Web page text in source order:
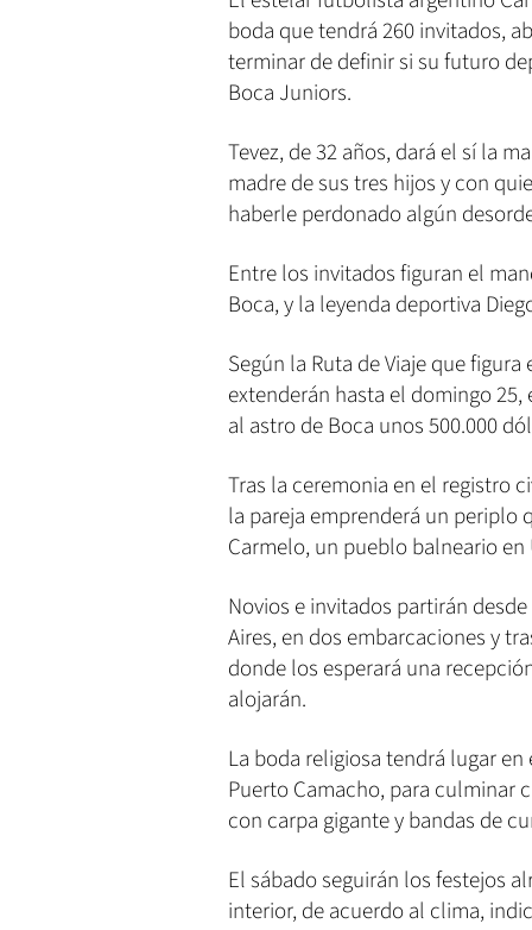
boda que tendrá 260 invitados,
terminar de definir si su futuro
Boca Juniors.
Tevez, de 32 años, dará el sí la
madre de sus tres hijos y con
haberle perdonado algún
Entre los invitados figuran el
Boca, y la leyenda deportiva
Según la Ruta de Viaje que
extenderán hasta el domingo
al astro de Boca unos 500.000
Tras la ceremonia en el registro
la pareja emprenderá un periplo
Carmelo, un pueblo balneario en
Novios e invitados partirán
Aires, en dos embarcaciones y
donde los esperará una
alojarán.
La boda religiosa tendrá lugar
Puerto Camacho, para culminar
con carpa gigante y bandas de
El sábado seguirán los festejos
interior, de acuerdo al clima,